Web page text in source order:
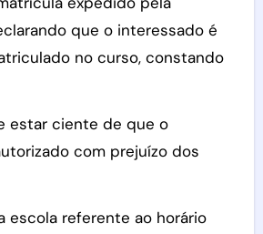
que o interessado é
no curso, constando
estar ciente de que o
com prejuízo dos
escola referente ao horário